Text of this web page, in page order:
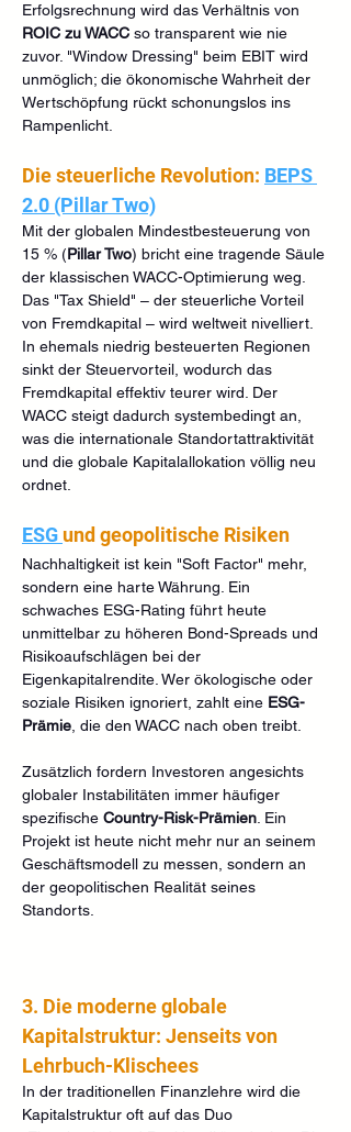
Erfolgsrechnung wird das Verhältnis von
ROIC zu WACC so transparent wie nie
zuvor. "Window Dressing" beim EBIT wird
unmöglich; die ökonomische Wahrheit der
Wertschöpfung rückt schonungslos ins
Rampenlicht.
Die steuerliche Revolution: BEPS
2.0 (Pillar Two)
Mit der globalen Mindestbesteuerung von
15 % (Pillar Two) bricht eine tragende Säule
der klassischen WACC-Optimierung weg.
Das "Tax Shield" – der steuerliche Vorteil
von Fremdkapital – wird weltweit nivelliert.
In ehemals niedrig besteuerten Regionen
sinkt der Steuervorteil, wodurch das
Fremdkapital effektiv teurer wird. Der
WACC steigt dadurch systembedingt an,
was die internationale Standortattraktivität
und die globale Kapitalallokation völlig neu
ordnet.
ESG und geopolitische Risiken
Nachhaltigkeit ist kein "Soft Factor" mehr,
sondern eine harte Währung. Ein
schwaches ESG-Rating führt heute
unmittelbar zu höheren Bond-Spreads und
Risikoaufschlägen bei der
Eigenkapitalrendite. Wer ökologische oder
soziale Risiken ignoriert, zahlt eine ESG-
Prämie , die den WACC nach oben treibt.
Zusätzlich fordern Investoren angesichts
globaler Instabilitäten immer häufiger
spezifische Country-Risk-Prämien . Ein
Projekt ist heute nicht mehr nur an seinem
Geschäftsmodell zu messen, sondern an
der geopolitischen Realität seines
Standorts.
3. Die moderne globale
Kapitalstruktur: Jenseits von
Lehrbuch-Klischees
In der traditionellen Finanzlehre wird die
Kapitalstruktur oft auf das Duo